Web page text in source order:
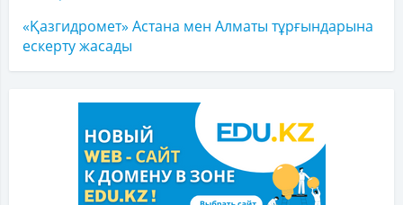
«Қазгидромет» Астана мен Алматы тұрғындарына
ескерту жасады